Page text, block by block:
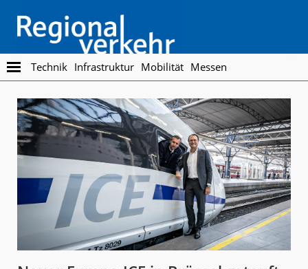
main
content
footer
Regionalverkehr
Die
Fachzeitschrift
den
Öffentlichen
Personennahverkehr
Technik Infrastruktur Mobilität Messen